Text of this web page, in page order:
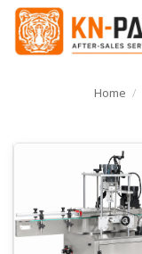
ข้าม
ยัง
Home /